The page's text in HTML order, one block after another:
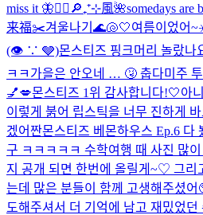
miss it 🦋❤️‍🔥 🔎₊⁺⊹風🌺somedays are
来福✂️겨울나기 🌊🐚🤍여름이었어
(👁 ∵ 🩶)몬스티즈 핑크머리 놀랐
ㅋㅋ 가을은 안오네 … 🤧 춥다미주
💅💋몬스티즈 1위 감사합니다!🤍아
이렇게 붉어 립스틱을 너무 진하게
겠어짠몬스티즈 베몬하우스 Ep.6 다
구 ㅋㅋㅋㅋㅋ 수학여행 때 사진 많
지 공개 되면 한번에 올릴게~♡ 그리
는데 많은 분들이 함께 고생해주셨어
도해주셔서 더 기억에 남고 재밌었